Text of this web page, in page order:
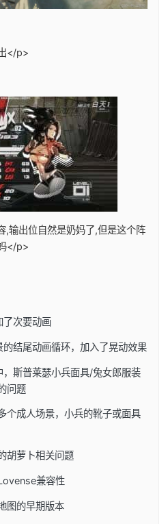
</p>
,输出位自然是奶妈了,但是这个阵
</p>
了次要动画
结尾动画循环，加入了晃动效果
斯普莱瑟小兵面具/兔女郎服装
问题
个成人场景，小兵的靴子或面具
胡萝卜相关问题
兼容性
图的早期版本